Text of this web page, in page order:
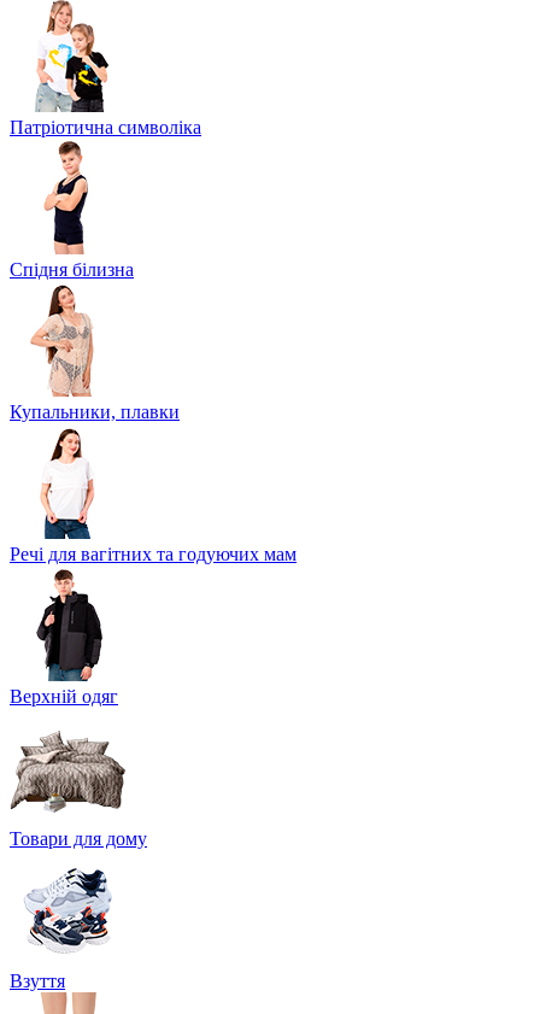
Патріотична символіка
Спідня білизна
Купальники, плавки
Речі для вагітних та годуючих мам
Верхній одяг
Товари для дому
Взуття